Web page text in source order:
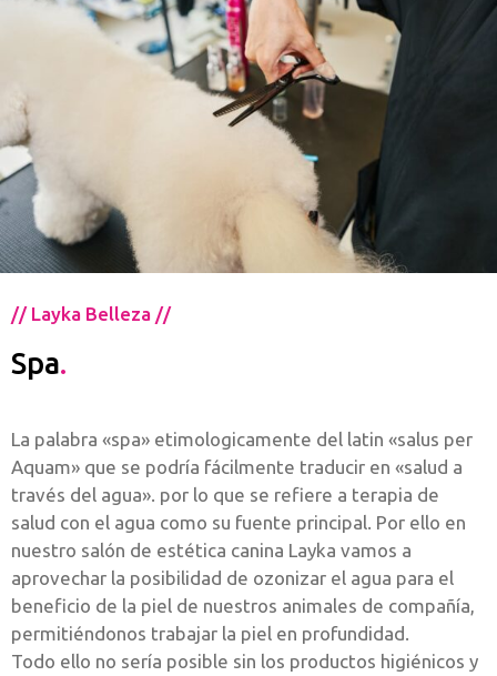
// Layka Belleza //
Spa.
La palabra «spa» etimologicamente del latin «salus per
Aquam» que se podría fácilmente traducir en «salud a
través del agua». por lo que se refiere a terapia de
salud con el agua como su fuente principal. Por ello en
nuestro salón de estética canina Layka vamos a
aprovechar la posibilidad de ozonizar el agua para el
beneficio de la piel de nuestros animales de compañía,
permitiéndonos trabajar la piel en profundidad.
Todo ello no sería posible sin los productos higiénicos y